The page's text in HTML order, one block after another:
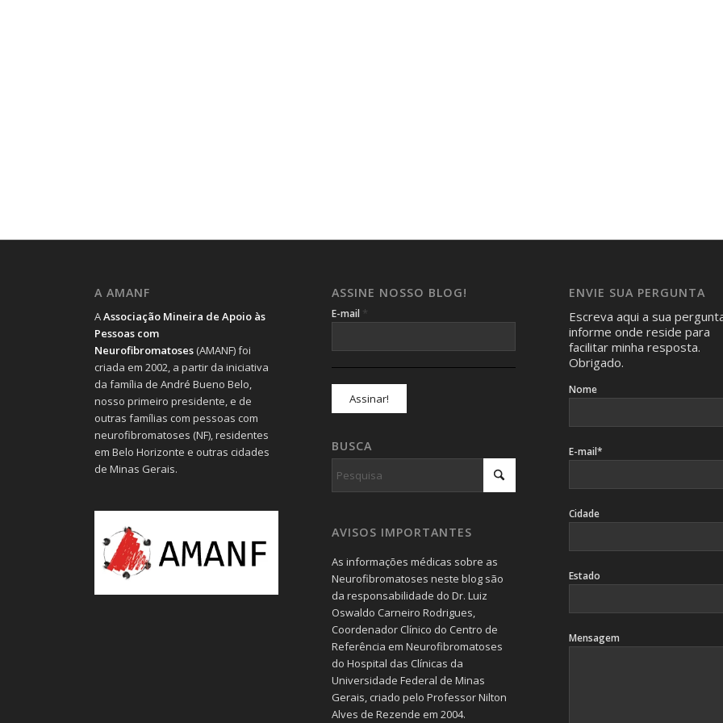
A AMANF
AAssociação Mineira de Apoio às
Pessoas com
Neurofibromatoses (AMANF) foi
criada em 2002, a partir da iniciativa
da família de André Bueno Belo,
nosso primeiro presidente, e de
outras famílias com pessoas com
neurofibromatoses (NF), residentes
em Belo Horizonte e outras cidades
de Minas Gerais.
ASSINE NOSSO BLOG!
E-mail *
BUSCA
AVISOS IMPORTANTES
As informações médicas sobre as
Neurofibromatoses neste blog são
da responsabilidade do Dr. Luiz
Oswaldo Carneiro Rodrigues,
Coordenador Clínico do Centro de
Referência em Neurofibromatoses
do Hospital das Clínicas da
Universidade Federal de Minas
Gerais, criado pelo Professor Nilton
Alves de Rezende em 2004.
ENVIE SUA PERGUNTA
Escreva aqui a sua
informe onde reside para
facilitar minha resposta.
Obrigado.
Nome
E-mail*
Cidade
Estado
Mensagem